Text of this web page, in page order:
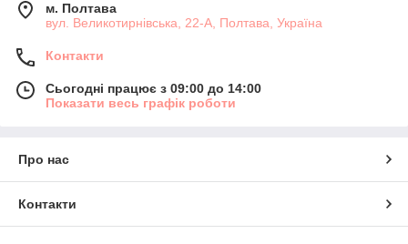
м. Полтава
вул. Великотирнівська, 22-А, Полтава, Україна
Контакти
Сьогодні працює з 09:00 до 14:00
Показати весь графік роботи
Про нас
Контакти